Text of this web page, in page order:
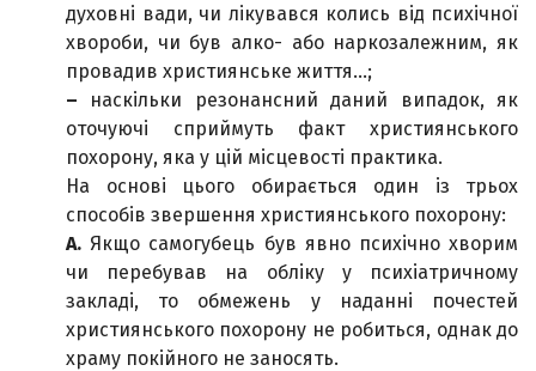
духовні вади, чи лікувався колись від психічної
хвороби, чи був алко- або наркозалежним, як
провадив християнське життя…;
– наскільки резонансний даний випадок, як
оточуючі сприймуть факт християнського
похорону, яка у цій місцевості практика.
На основі цього обирається один із трьох
способів звершення християнського похорону:
А. Якщо самогубець був явно психічно хворим
чи перебував на обліку у психіатричному
закладі, то обмежень у наданні почестей
християнського похорону не робиться, однак до
храму покійного не заносять.